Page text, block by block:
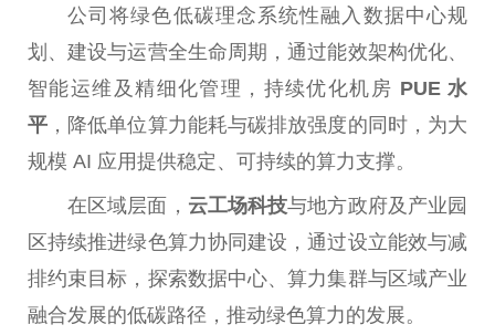
公司将绿色低碳理念系统性融入数据中心规
划、建设与运营全生命周期，通过能效架构优化、
智能运维及精细化管理，持续优化机房 PUE 水
平 ，降低单位算力能耗与碳排放强度的同时，为大
规模 AI 应用提供稳定、可持续的算力支撑。
在区域层面， 云工场科技与地方政府及产业园
区持续推进绿色算力协同建设，通过设立能效与减
排约束目标，探索数据中心、算力集群与区域产业
融合发展的低碳路径，推动绿色算力的发展。